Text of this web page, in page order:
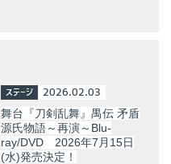
ステージ 2026.02.03
舞台『刀剣乱舞』禺伝 矛盾
源氏物語～再演～Blu-
ray/DVD 2026年7月15日
(水)発売決定！